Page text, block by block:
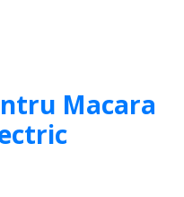
Macara